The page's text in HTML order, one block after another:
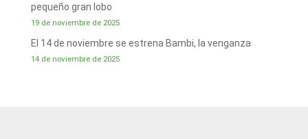
pequeño gran lobo
19 de noviembre de 2025
El 14 de noviembre se estrena Bambi, la venganza
14 de noviembre de 2025